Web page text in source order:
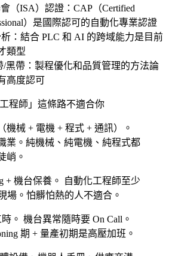
（ISA）認證 ：CAP（Certified
）是國際認可的自動化專業認證
：結合 PLC 和 AI 的跨域能力是目前
類型
/黑帶 ：製程優化和品質管理的方法論
高度認可
程師」這條路不適合你
機械 + 電機 + 程式 + 通訊）。
業。純機械、純電機、純程式都
峭。
+ 機台保養。
自動化工程師至少
場。怕髒怕熱的人不適合。
。 機台異常隨時要 On Call。
期 + 量產初期是高壓加班。